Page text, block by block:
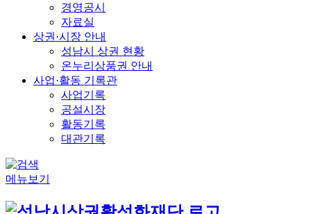
경영공시
자료실
상권·시장 안내
성남시 상권 현황
온누리상품권 안내
사업·활동 기록관
사업기록
공설시장
활동기록
대관기록
메뉴보기